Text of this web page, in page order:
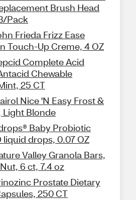
Brush Head
Pack
Frieda Frizz Ease
Touch-Up Creme, 4 OZ
Complete Acid
Chewable
25 CT
Nice 'N Easy Frost &
Light Blonde
Baby Probiotic
drops, 0.07 OZ
Valley Granola Bars,
6 ct, 7.4 oz
Prostate Dietary
250 CT